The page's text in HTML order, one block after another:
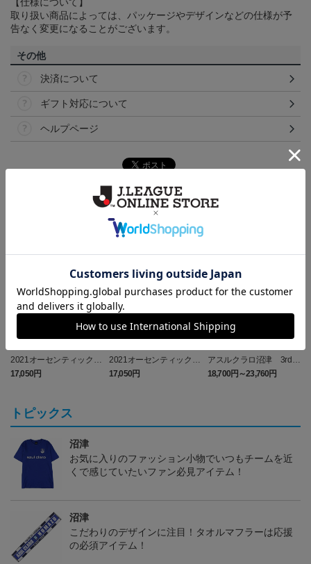
取り扱い商品によっては、パッケージやデザインなどの仕様が予
告なく変更になることがございます。
その他
決済について
ギフト対応について
ヘルプページ
2021オーセンティックユ
ニフォーム FP 1st （ナ
ンバーのみ）
17,050円
2021オーセンティックユ
ニフォーム 2nd（ナンバ
ーのみ）
17,050円
アスルクラロ沼津 3rdユ
ニフォーム ラブライブ！
サンシャイン!!2023エデ
18,700円～23,760円
トピックス
沼津
お気に入りのファッション小物でいつもチームを近
くで感じていたいファン必見アイテム！
沼津
こだわりのデザインに注目！タオルマフラーは応援
の必須アイテム！